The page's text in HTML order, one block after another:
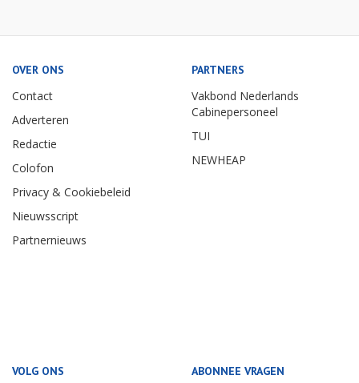
OVER ONS
Contact
Adverteren
Redactie
Colofon
Privacy & Cookiebeleid
Nieuwsscript
Partnernieuws
PARTNERS
Vakbond Nederlands
Cabinepersoneel
TUI
NEWHEAP
VOLG ONS ABONNEE VRAGEN